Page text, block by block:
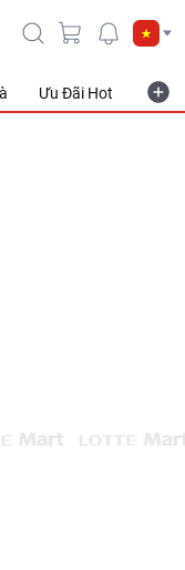
Ưu Đãi Hot